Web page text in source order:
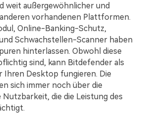
weit außergewöhnlicher und
vorhandenen Plattformen.
Online-Banking-Schutz,
Schwachstellen-Scanner haben
hinterlassen. Obwohl diese
sind, kann Bitdefender als
Ihren Desktop fungieren. Die
sich immer noch über die
die die Leistung des